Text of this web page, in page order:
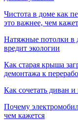
Чистота в доме как
это важнее, чем
Натяжные потолки в
вредит экологии
Как старая крыша
демонтажа к
Как сочетать диван
Почему
чем кажется